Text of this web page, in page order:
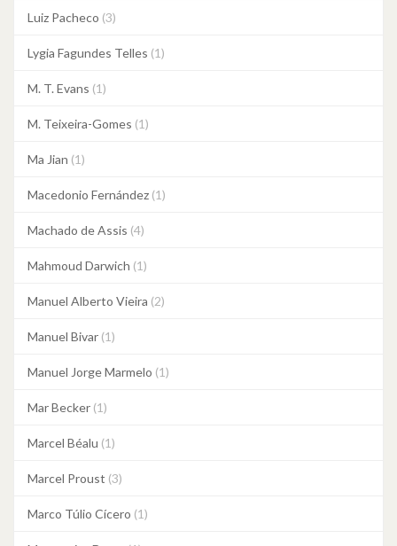
Luiz Pacheco (3)
Lygia Fagundes Telles (1)
M. T. Evans (1)
M. Teixeira-Gomes (1)
Ma Jian (1)
Macedonio Fernández (1)
Machado de Assis (4)
Mahmoud Darwich (1)
Manuel Alberto Vieira (2)
Manuel Bivar (1)
Manuel Jorge Marmelo (1)
Mar Becker (1)
Marcel Béalu (1)
Marcel Proust (3)
Marco Túlio Cícero (1)